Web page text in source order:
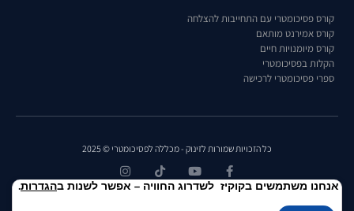
קורס פסיכומטרי עם התחייבות להצלחה
קורס אמירנט מותאם
קורס מיומנויות חיים
הקלות בפסיכומטרי
ספרי פסיכומטרי לרכישה
כל הזכויות שמורות לזינוק - מכללה לפסיכומטרי © 2025
אנחנו משתמשים בקוקיז לשדרוג החוויה – אפשר לשנות בהגדרות.